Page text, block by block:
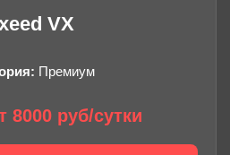
VX
Премиум
8000 руб/сутки